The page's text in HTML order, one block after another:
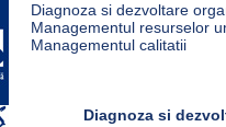
Diagnoza si dezvoltare
Managementul resurselor
Managementul calitatii
Diagnoza si